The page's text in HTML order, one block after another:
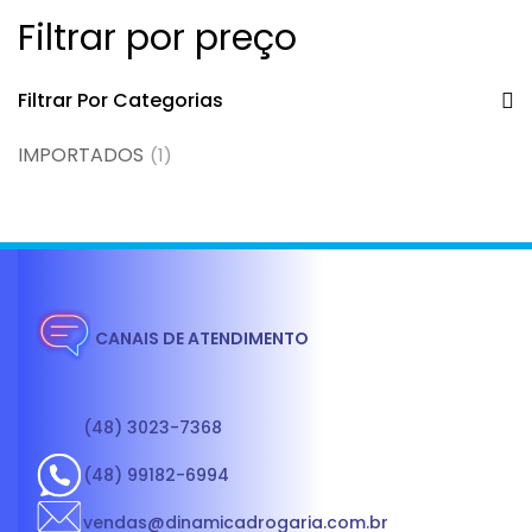
Filtrar por preço
Filtrar Por Categorias
IMPORTADOS (1)
CANAIS DE ATENDIMENTO
(48) 3023-7368
(48) 99182-6994
vendas@dinamicadrogaria.com.br